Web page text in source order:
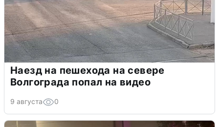
Наезд на пешехода на севере
Волгограда попал на видео
9 августа 0